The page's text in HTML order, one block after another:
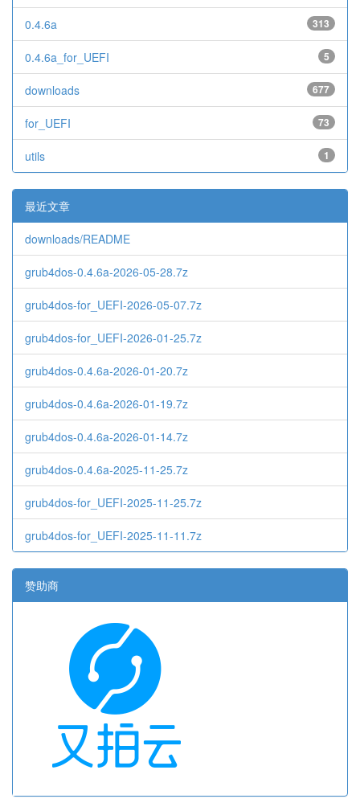
313
0.4.6a
5
0.4.6a_for_UEFI
677
downloads
73
for_UEFI
1
utils
最近文章
downloads/README
grub4dos-0.4.6a-2026-05-28.7z
grub4dos-for_UEFI-2026-05-07.7z
grub4dos-for_UEFI-2026-01-25.7z
grub4dos-0.4.6a-2026-01-20.7z
grub4dos-0.4.6a-2026-01-19.7z
grub4dos-0.4.6a-2026-01-14.7z
grub4dos-0.4.6a-2025-11-25.7z
grub4dos-for_UEFI-2025-11-25.7z
grub4dos-for_UEFI-2025-11-11.7z
赞助商